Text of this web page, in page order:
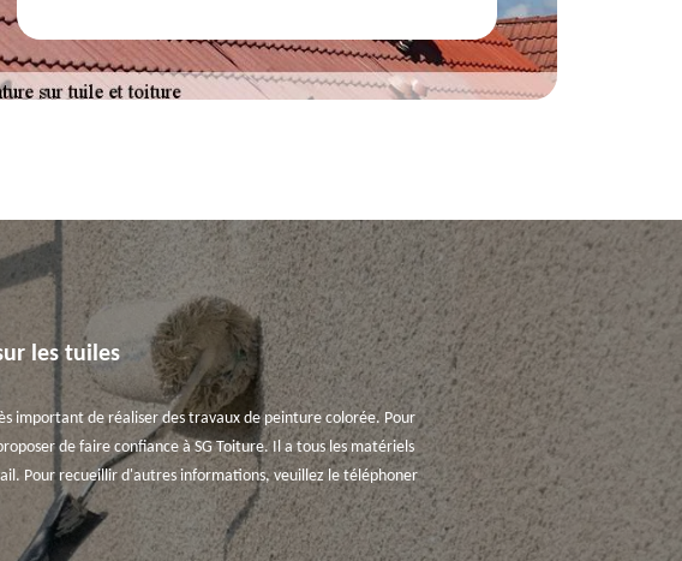
les tuiles
important de réaliser des travaux de peinture colorée. Pour
de faire confiance à SG Toiture. Il a tous les matériels
Pour recueillir d'autres informations, veuillez le téléphoner